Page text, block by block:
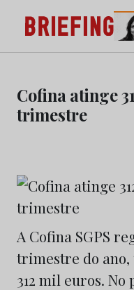
content
Briefing: Todas as
Marketing e da
Cofina atinge
trimestre
A Cofina SGPS
trimestre do
312 mil euros.